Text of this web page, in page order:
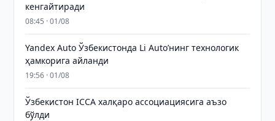
кенгайтиради
08:45 · 01/08
Yandex Auto Ўзбекистонда Li Auto’нинг технологик
ҳамкорига айланди
19:56 · 01/08
Ўзбекистон ICCA халқаро ассоциациясига аъзо
бўлди